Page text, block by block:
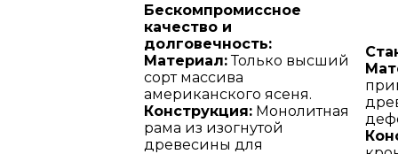
Бескомпромиссное
качество и
долговечность:
Материал:Только высший
сорт массива
американского ясеня.
Конструкция: Монолитная
рама из изогнутой
древесины для